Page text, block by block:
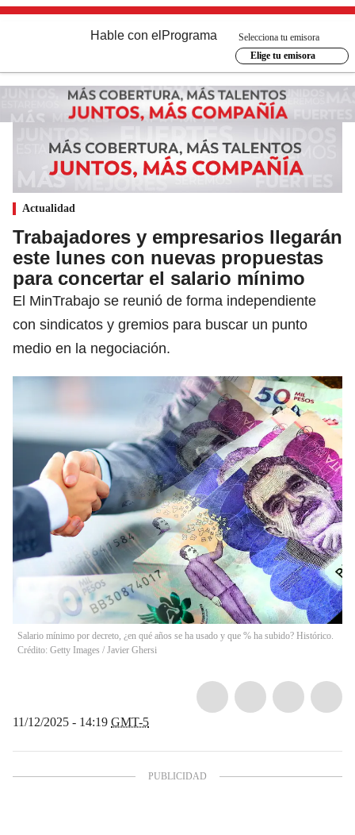
Hable con el Programa
Selecciona tu emisora
Elige tu emisora
Actualidad
Trabajadores y empresarios llegarán
este lunes con nuevas propuestas
para concertar el salario mínimo
El MinTrabajo se reunió de forma independiente
con sindicatos y gremios para buscar un punto
medio en la negociación.
Salario mínimo por decreto, ¿en qué años se ha usado y que % ha subido? Histórico.
Crédito: Getty Images / Javier Ghersi
11/12/2025 - 14:19 GMT-5